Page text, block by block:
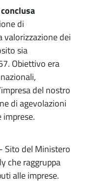
di
valorizzazione dei
sia
Obiettivo era
del nostro
di agevolazioni
- Sito del Ministero
che raggruppa
alle imprese.